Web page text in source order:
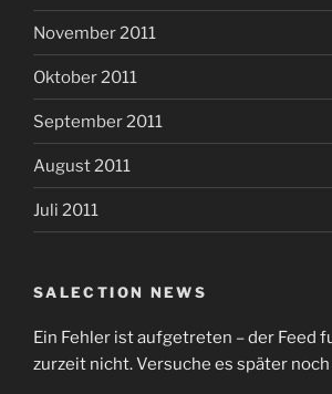
November 2011
Oktober 2011
September 2011
August 2011
Juli 2011
SALECTION NEWS
Ein Fehler ist aufgetreten – der Feed
zurzeit nicht. Versuche es später